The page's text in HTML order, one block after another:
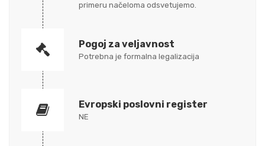
primeru načeloma odsvetujemo.
Pogoj za veljavnost
Potrebna je formalna legalizacija
Evropski poslovni register
NE